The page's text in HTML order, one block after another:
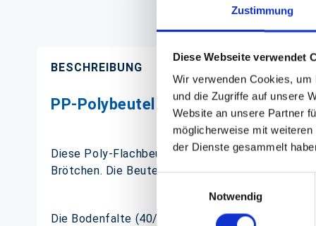
Zustimmung
Diese Webseite verwendet
Wir verwenden Cookies,
und die Zugriffe auf unsere
Website an unsere Partner
möglicherweise mit
der Dienste gesammelt
Notwendig
BESCHREIBUNG
PP-Polybeutel mit neutralem
Diese Poly-Flachbeutel (auch als Polybeutel
Brötchen. Die Beutel befinden sich auf
Die Bodenfalte (40/40mm) verschafft Ihren